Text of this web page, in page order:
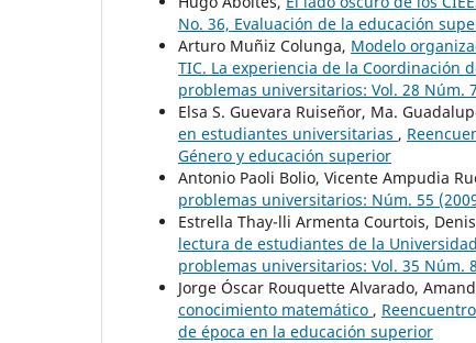
No. 36, Evaluación de la educación
Arturo Muñiz Colunga, Modelo
TIC. La experiencia de la Coordinación
problemas universitarios: Vol. 28 Núm.
Elsa S. Guevara Ruiseñor, Ma.
en estudiantes universitarias ,
Género y educación superior
Antonio Paoli Bolio, Vicente Ampudia
problemas universitarios: Núm. 55
Estrella Thay-lli Armenta Courtois,
lectura de estudiantes de la
problemas universitarios: Vol. 35 Núm.
Jorge Óscar Rouquette Alvarado,
conocimiento matemático ,
de época en la educación superior